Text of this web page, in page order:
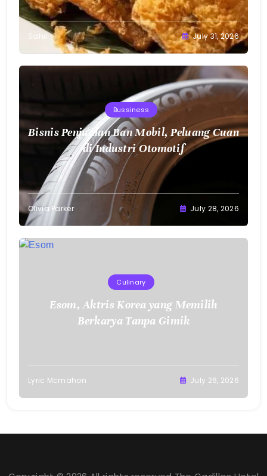
Sahil July 31, 2026
Bussiness
Bisnis Penjualan Ban Mobil, Peluang Cuan
di Industri Otomotif
Olivia Parker July 28, 2026
Culinary
Esom, Aktris Korea yang Memilih
Berkarya Tanpa Gimik
Lyric Mcmahon July 26, 2026